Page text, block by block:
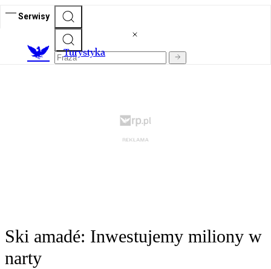
Serwisy
Turystyka
Ski amadé: Inwestujemy miliony w
narty